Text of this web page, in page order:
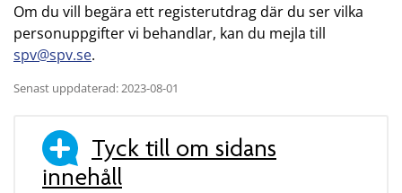
Om du vill begära ett registerutdrag där du ser vilka
personuppgifter vi behandlar, kan du mejla till
spv@spv.se.
Senast uppdaterad: 2023-08-01
Tyck till om sidans
innehåll